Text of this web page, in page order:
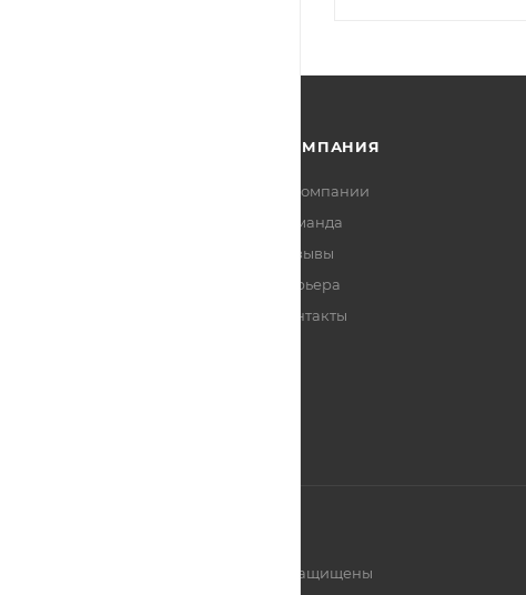
КОМПАНИЯ
О компании
Команда
Отзывы
Карьера
Контакты
2007-2026 © ТеплоТЭН. Все права защищены